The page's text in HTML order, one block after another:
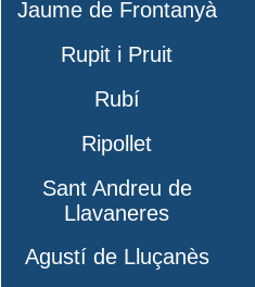
Jaume de Frontanyà
Rupit i Pruit
Rubí
Ripollet
Sant Andreu de
Llavaneres
Agustí de Lluçanès